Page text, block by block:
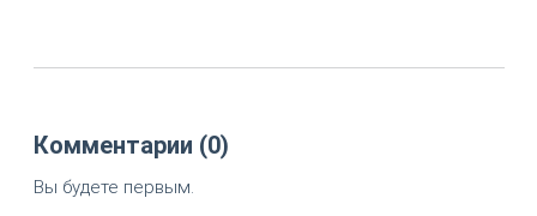
Комментарии (0)
Вы будете первым.